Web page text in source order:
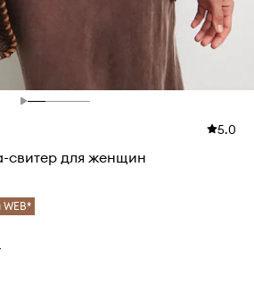
5.0
свитер для женщин